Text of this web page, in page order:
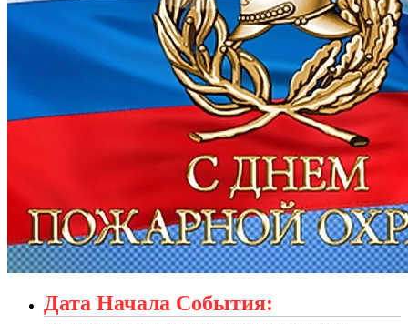
Дата Начала События: